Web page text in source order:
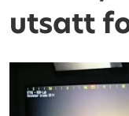
utsatt